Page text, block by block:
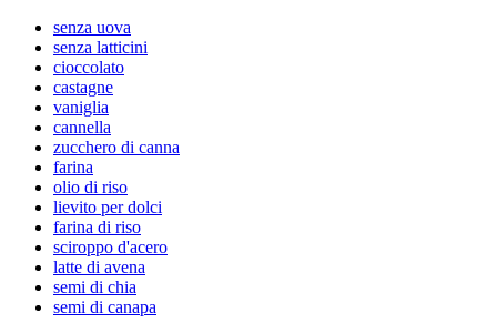
senza uova
senza latticini
cioccolato
castagne
vaniglia
cannella
zucchero di canna
farina
olio di riso
lievito per dolci
farina di riso
sciroppo d'acero
latte di avena
semi di chia
semi di canapa